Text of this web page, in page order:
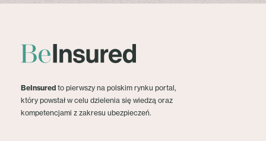
BeInsured to pierwszy na polskim rynku portal,
który powstał w celu dzielenia się wiedzą oraz
kompetencjami z zakresu ubezpieczeń.